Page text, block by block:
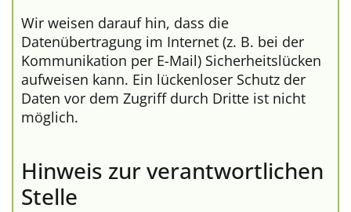
Wir weisen darauf hin, dass die
Datenübertragung im Internet (z. B. bei der
Kommunikation per E-Mail) Sicherheitslücken
aufweisen kann. Ein lückenloser Schutz der
Daten vor dem Zugriff durch Dritte ist nicht
möglich.
Hinweis zur verantwortlichen
Stelle